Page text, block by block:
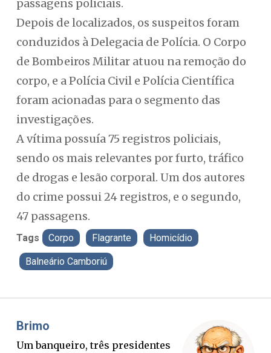
passagens policiais.
Depois de localizados, os suspeitos foram
conduzidos à Delegacia de Polícia. O Corpo
de Bombeiros Militar atuou na remoção do
corpo, e a Polícia Civil e Polícia Científica
foram acionadas para o segmento das
investigações.
A vítima possuía 75 registros policiais,
sendo os mais relevantes por furto, tráfico
de drogas e lesão corporal. Um dos autores
do crime possui 24 registros, e o segundo,
47 passagens.
Tags Corpo Flagrante Homicídio
Balneário Camboriú
O Boato corre mais rápido que a